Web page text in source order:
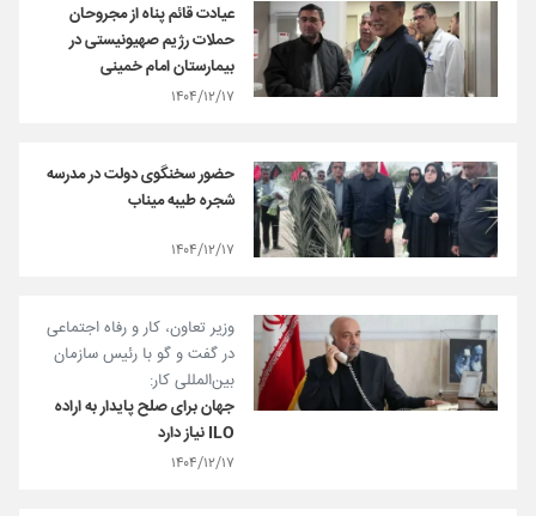
عیادت قائم پناه از مجروحان
حملات رژیم صهیونیستی در
بیمارستان امام خمینی
۱۴۰۴/۱۲/۱۷
حضور سخنگوی دولت در مدرسه
شجره طیبه میناب
۱۴۰۴/۱۲/۱۷
وزیر تعاون، کار و رفاه اجتماعی
در گفت و گو با رئیس سازمان
بین‌المللی کار:
جهان برای صلح پایدار به اراده
ILO نیاز دارد
۱۴۰۴/۱۲/۱۷